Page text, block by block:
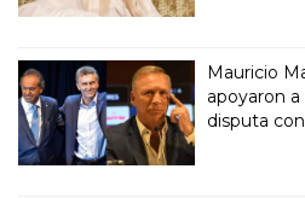
Mauricio
apoyaron a
disputa